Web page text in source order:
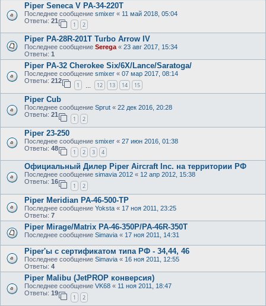
Piper Seneca V PA-34-220T
Последнее сообщение smixer « 11 май 2018, 05:04
Ответы: 21
1 2
Piper PA-28R-201T Turbo Arrow IV
Последнее сообщение Serega« 23 авг 2017, 15:34
Ответы: 1
Piper PA-32 Cherokee Six/6X/Lance/Saratoga/
Последнее сообщение smixer « 07 мар 2017, 08:14
Ответы: 212
1 12 13 14 15
Piper Cub
Последнее сообщение Sprut « 22 дек 2016, 20:28
Ответы: 21
1 2
Piper 23-250
Последнее сообщение smixer « 27 июн 2016, 01:38
Ответы: 48
1 2 3 4
Официальный Дилер Piper Aircraft Inc. на территории РФ
Последнее сообщение simavia 2012 « 12 апр 2012, 15:38
Ответы: 16
1 2
Piper Meridian PA-46-500-TP
Последнее сообщение Yoksta « 17 ноя 2011, 23:25
Ответы: 7
Piper Mirage/Matrix PA-46-350P/PA-46R-350T
Последнее сообщение Simavia « 17 ноя 2011, 14:31
Piper'ы с сертификатом типа РФ - 34,44, 46
Последнее сообщение Simavia « 16 ноя 2011, 12:55
Ответы: 4
Piper Malibu (JetPROP конверсия)
Последнее сообщение VK68 « 11 ноя 2011, 18:47
Ответы: 19
1 2